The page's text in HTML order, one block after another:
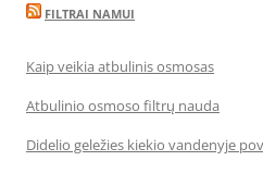
FILTRAI NAMUI
Kaip veikia atbulinis osmosas
Atbulinio osmoso filtrų nauda
Didelio geležies kiekio vandenyje